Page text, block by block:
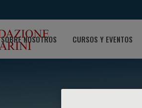
SOBRE NOSOTROS CURSOS Y EVENTOS